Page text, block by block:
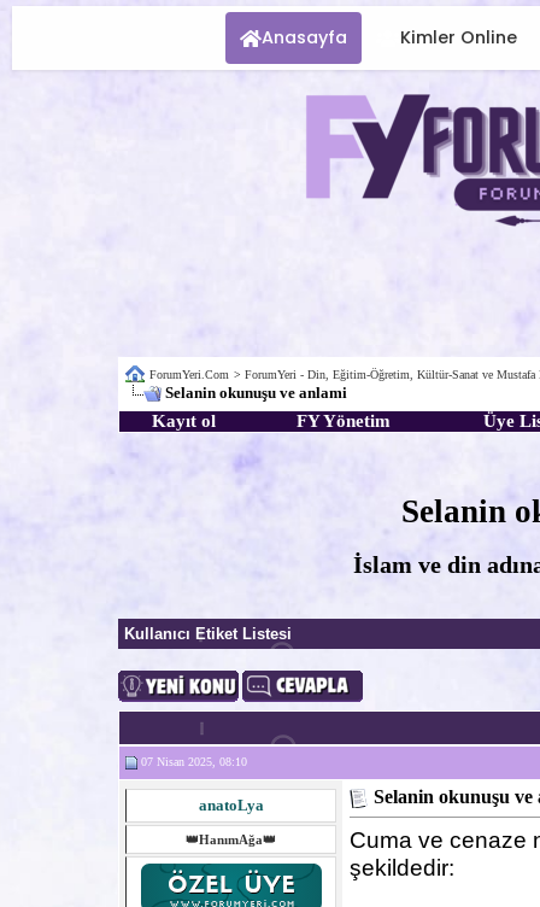
Anasayfa Kimler Online
ForumYeri.Com > ForumYeri - Din, Eğitim-Öğretim, Kültür-Sanat ve Mustafa
Selanin okunuşu ve anlami
Kayıt ol FY Yönetim Üye
Selanin
İslam ve din
Kullanıcı Etiket Listesi
07 Nisan 2025, 08:10
anatoLya
👑HanımAğa👑
Selanin okunuşu ve
Cuma ve cenaze
şekildedir: